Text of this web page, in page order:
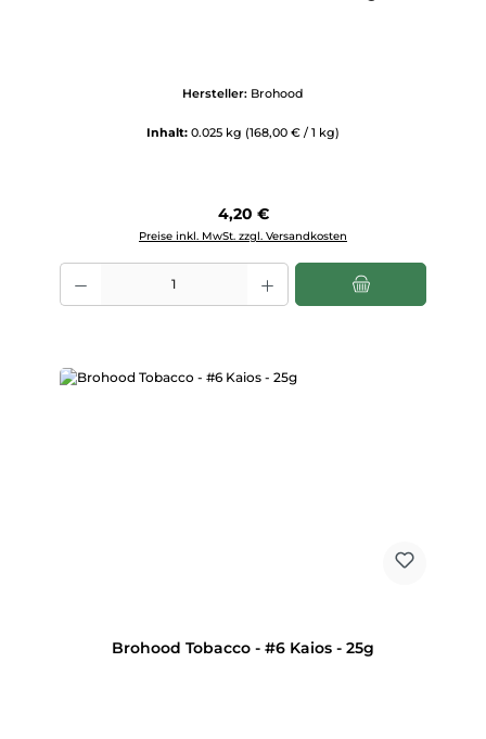
Hersteller: Brohood
Inhalt: 0.025 kg (168,00 € / 1 kg)
Regulärer Preis:
4,20 €
Preise inkl. MwSt. zzgl. Versandkosten
Produkt Anzahl: Gib den gewünschten Wert ein oder benutze die
Brohood Tobacco - #6 Kaios - 25g